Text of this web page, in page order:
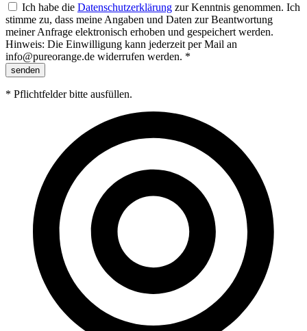
Ich habe die Datenschutzerklärung zur Kenntnis genommen. Ich
stimme zu, dass meine Angaben und Daten zur Beantwortung
meiner Anfrage elektronisch erhoben und gespeichert werden.
Hinweis: Die Einwilligung kann jederzeit per Mail an
info@pureorange.de widerrufen werden. *
senden
* Pflichtfelder bitte ausfüllen.